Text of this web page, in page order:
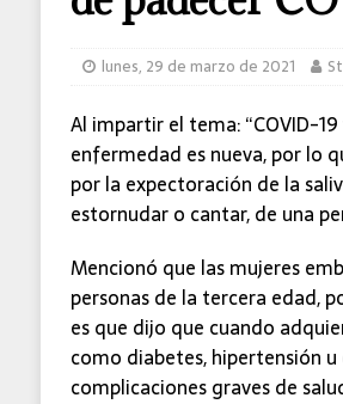
lunes, 29 de marzo de 2021
Al impartir el tema: “COVID-
enfermedad es nueva, por lo
por la expectoración de la
estornudar o cantar, de una
Mencionó que las mujeres
personas de la tercera edad,
es que dijo que cuando
como diabetes, hipertensión
complicaciones graves de